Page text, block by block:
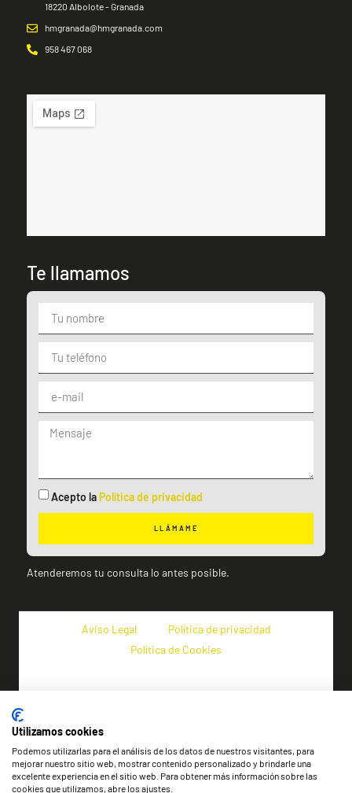
18220 Albolote - Granada
hmgranada@hmgranada.com
958 467 068
Te llamamos
Acepto la Política de privacidad
LLÁMAME
Atenderemos tu consulta lo antes posible.
Aviso Legal
Política de privacidad
Política de Cookies
Utilizamos cookies
Podemos utilizarlas para el análisis de los datos de nuestros visitantes, para
mejorar nuestro sitio web, mostrar contenido personalizado y brindarle una
excelente experiencia en el sitio web. Para obtener más información sobre las
cookies que utilizamos, abre los ajustes.